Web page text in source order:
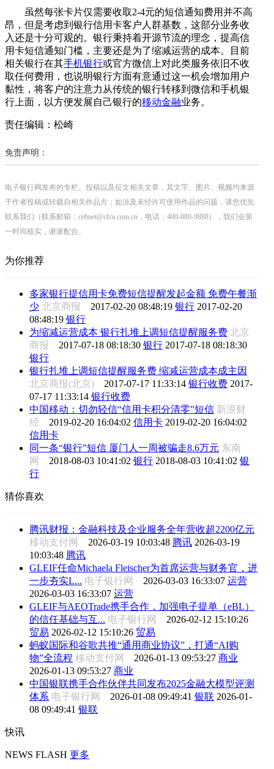
虽然每张卡片仅需要收取2-4元的短信通知费用并不高
昂，但是考虑到银行信用卡客户人群基数，这部分业务收
入还是十分可观的。银行秉持着开源节流的理念，提高信
用卡短信通知门槛，主要还是为了缩减运营的成本。目前
相关银行在其手机银行或官方微信上对此类服务依旧不收
取任何费用，也说明银行方面有意通过这一机会增加用户
黏性，将客户的注意力从传统的银行转移到微信和手机银
行上面，以方便发展自己银行的移动金融业务。
责任编辑：松崎
免责声明：
电子银行网发布的专栏、投稿以及征文相关文章，其文字、图片、视频均来源
于作者投稿或转载自相关作品方；如涉及未经许可使用作品的问题，请您优先
联系我们（联系邮箱：cebnet@cfca.com.cn，电话：400-880-9888），我们会第
一时间核实，谢谢配合。
为你推荐
多家银行提信用卡免费短信提醒发起金额 免费午餐渐
少 北京商报 2017-02-20 08:48:19 银行 2017-02-20
08:48:19 银行
为缩减运营成本 银行扎堆上调短信提醒服务费 北京
商报 2017-07-18 08:18:30 银行 2017-07-18 08:18:30
银行
银行扎堆上调短信提醒服务费 缩减运营成本成主因
北京商报(北京) 2017-07-17 11:33:14 银行收费 2017-
07-17 11:33:14 银行收费
中国移动：切勿轻信“信用卡积分清零”短信 新浪财
经 2019-02-20 16:04:02 信用卡 2019-02-20 16:04:02
信用卡
同一条“银行”短信 厦门人一周被骗走8.6万元 东南
网 2018-08-03 10:41:02 银行 2018-08-03 10:41:02 银
行
猜你喜欢
腾讯财报：金融科技及企业服务全年营收超2200亿元
移动支付网 2026-03-19 10:03:48 腾讯 2026-03-19
10:03:48 腾讯
GLEIF任命Michaela Fleischer为首席运营与财务官，进
一步夯实L... 电子银行网 2026-03-03 16:33:07 运营
2026-03-03 16:33:07 运营
GLEIF与AEOTrade携手合作，加强电子提单（eBL）
的信任基础与互... 电子银行网 2026-02-12 15:10:26
贸易 2026-02-12 15:10:26 贸易
蚂蚁国际和谷歌共推“通用商业协议”，打通“AI购
物”全流程 移动支付网 2026-01-13 09:53:27 商业
2026-01-13 09:53:27 商业
中国银联携手合作伙伴共同发布2025金融大模型评测
体系 电子银行网 2026-01-08 09:49:41 银联 2026-01-
08 09:49:41 银联
快讯
NEWS FLASH 更多